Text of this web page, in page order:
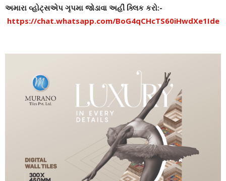
અમારા વ્હોટ્સએપ ગૃપમા જોડાવા અહીં ક્લિક કરો:-
https://chat.whatsapp.com/BoG4qCHcTS60iHwdXe1Ide